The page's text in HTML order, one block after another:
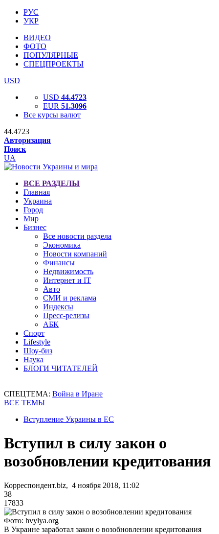
РУС
УКР
ВИДЕО
ФОТО
ПОПУЛЯРНЫЕ
СПЕЦПРОЕКТЫ
USD
USD 44.4723
EUR 51.3096
Все курсы валют
44.4723
Авторизация
Поиск
UA
ВСЕ РАЗДЕЛЫ
Главная
Украина
Город
Мир
Бизнес
Все новости раздела
Экономика
Новости компаний
Финансы
Недвижимость
Интернет и IT
Авто
СМИ и реклама
Индексы
Пресс-релизы
АБК
Спорт
Lifestyle
Шоу-биз
Наука
БЛОГИ ЧИТАТЕЛЕЙ
СПЕЦТЕМА: Война в Иране
ВСЕ ТЕМЫ
Вступление Украины в ЕС
Вступил в силу закон о
возобновлении кредитования
Корреспондент.biz, 4 ноября 2018, 11:02
38
17833
Фото: hvylya.org
В Украине заработал закон о возобновлении кредитования